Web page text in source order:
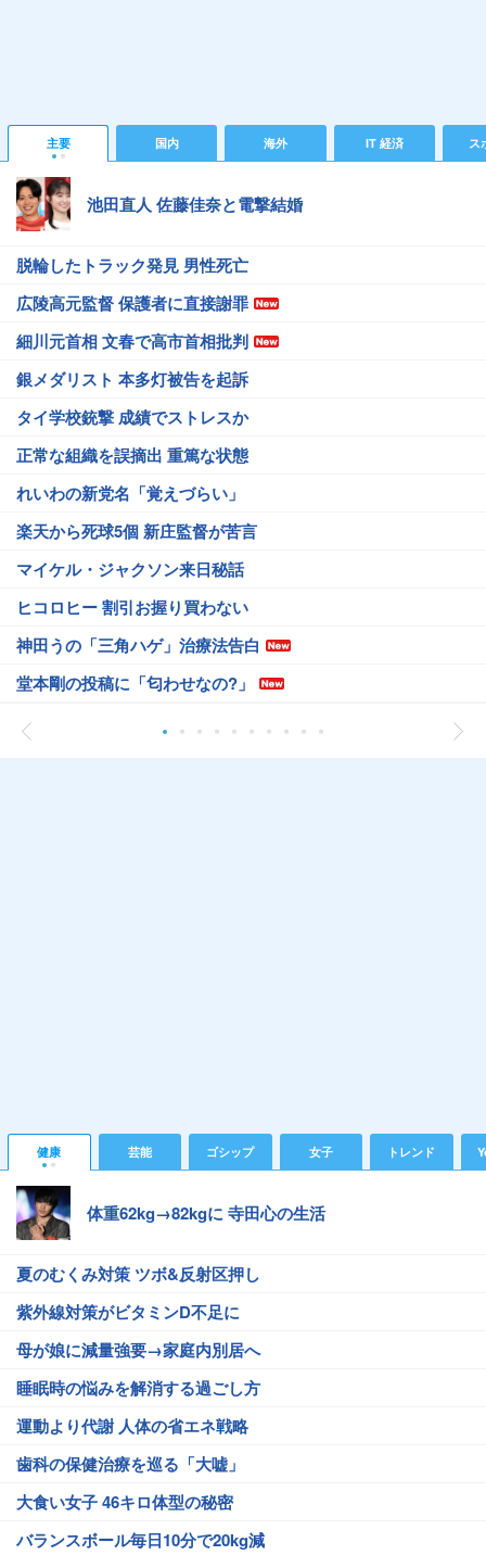
主要 国内 海外 IT 経済 ス
池田直人 佐藤佳奈と電撃結婚
脱輪したトラック発見 男性死亡
広陵高元監督 保護者に直接謝罪
細川元首相 文春で高市首相批判
銀メダリスト 本多灯被告を起訴
タイ学校銃撃 成績でストレスか
正常な組織を誤摘出 重篤な状態
れいわの新党名「覚えづらい」
楽天から死球5個 新庄監督が苦言
マイケル・ジャクソン来日秘話
ヒコロヒー 割引お握り買わない
神田うの「三角ハゲ」治療法告白
堂本剛の投稿に「匂わせなの?」
健康 芸能 ゴシップ 女子 トレンド
体重62kg→82kgに 寺田心の生活
夏のむくみ対策 ツボ&反射区押し
紫外線対策がビタミンD不足に
母が娘に減量強要→家庭内別居へ
睡眠時の悩みを解消する過ごし方
運動より代謝 人体の省エネ戦略
歯科の保健治療を巡る「大嘘」
大食い女子 46キロ体型の秘密
バランスボール毎日10分で20kg減